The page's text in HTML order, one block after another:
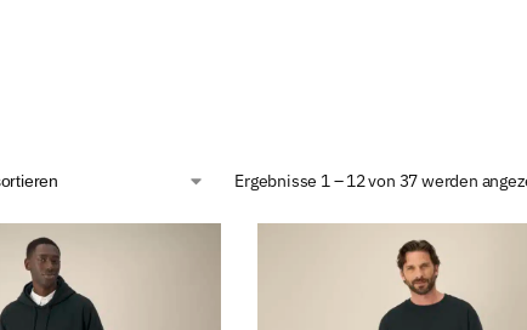
Ergebnisse 1 – 12 von 37 werden